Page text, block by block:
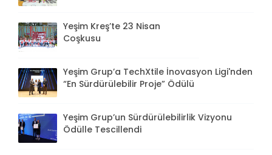
Yeşim Kreş’te 23 Nisan
Coşkusu
Yeşim Grup’a TechXtile İnovasyon Ligi'nden
“En Sürdürülebilir Proje” Ödülü
Yeşim Grup’un Sürdürülebilirlik Vizyonu
Ödülle Tescillendi